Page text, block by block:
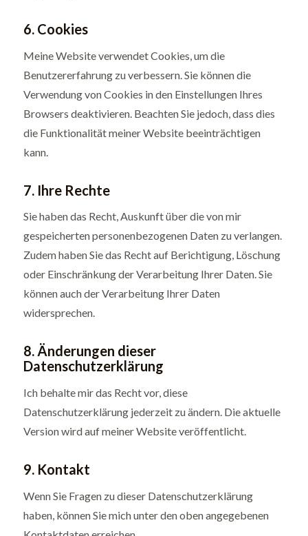
6. Cookies
Meine Website verwendet Cookies, um die
Benutzererfahrung zu verbessern. Sie können die
Verwendung von Cookies in den Einstellungen Ihres
Browsers deaktivieren. Beachten Sie jedoch, dass dies
die Funktionalität meiner Website beeinträchtigen
kann.
7. Ihre Rechte
Sie haben das Recht, Auskunft über die von mir
gespeicherten personenbezogenen Daten zu verlangen.
Zudem haben Sie das Recht auf Berichtigung, Löschung
oder Einschränkung der Verarbeitung Ihrer Daten. Sie
können auch der Verarbeitung Ihrer Daten
widersprechen.
8. Änderungen dieser
Datenschutzerklärung
Ich behalte mir das Recht vor, diese
Datenschutzerklärung jederzeit zu ändern. Die aktuelle
Version wird auf meiner Website veröffentlicht.
9. Kontakt
Wenn Sie Fragen zu dieser Datenschutzerklärung
haben, können Sie mich unter den oben angegebenen